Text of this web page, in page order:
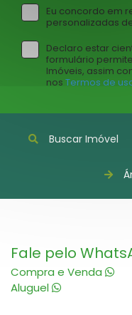
Eu concordo em
personalizadas
Declaro estar
formulário
Imóveis, assim
nos Termos de
Buscar Imóvel
Fale pelo
Compra e Venda
Aluguel